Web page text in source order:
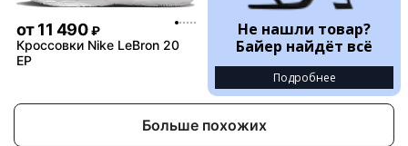
от11 490 ₽
Кроссовки Nike LeBron 20
EP
Не нашли товар?
Байер найдёт всё
Подробнее
Больше похожих